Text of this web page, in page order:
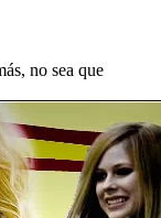
no sea que